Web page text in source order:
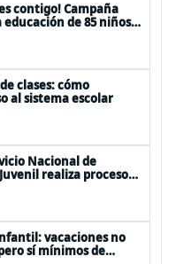
contigo! Campaña
de 85 niños,
con cáncer
clases: cómo
al sistema escolar
Nacional de
realiza proceso
en España
vacaciones no
sí mínimos de